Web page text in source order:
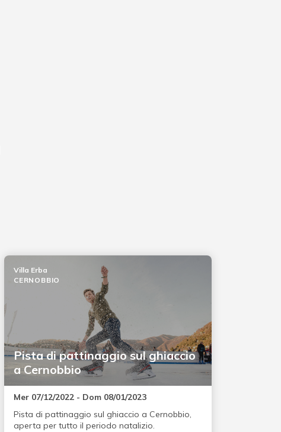
Pista di pattinaggio sul ghiaccio
a Cernobbio
Villa Erba
CERNOBBIO
Mer 07/12/2022 - Dom 08/01/2023
Pista di pattinaggio sul ghiaccio a Cernobbio,
aperta per tutto il periodo natalizio.